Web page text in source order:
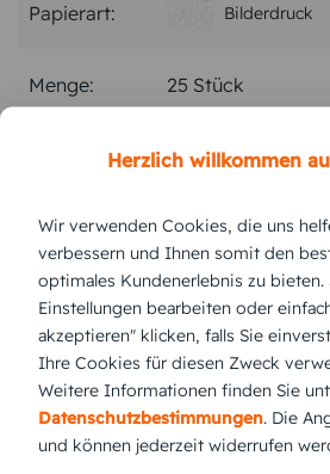
Papierart: Bilderdruck
Menge:
Stückpreis: 2,60 €
Gesamtpreis: 65,00 € Inkl. MwSt.
Versand vsl. Dienstag,
jetzt
Herzlich willkommen
Wir verwenden Cookies, die uns
verbessern und Ihnen somit den
optimales Kundenerlebnis zu bieten.
Einstellungen bearbeiten oder
akzeptieren" klicken, falls Sie
Ihre Cookies für diesen Zweck
Weitere Informationen finden Sie
Datenschutzbestimmungen. Die
und können jederzeit widerrufen